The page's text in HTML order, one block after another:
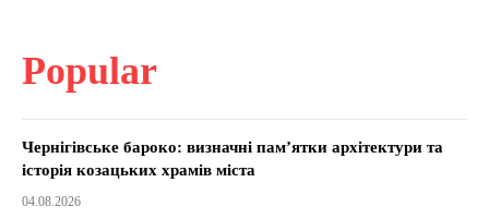
Popular
Чернігівське бароко: визначні пам’ятки архітектури та
історія козацьких храмів міста
04.08.2026